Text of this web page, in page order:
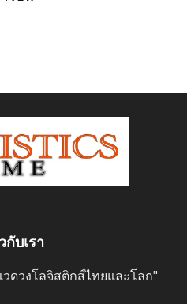
กับเรา
ดวงโลจิสติกส์ไทยและโลก"